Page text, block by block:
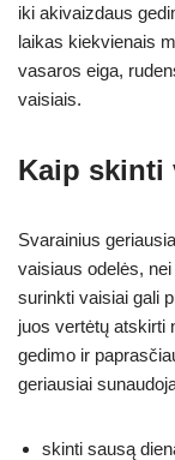
iki akivaizdaus
laikas kiekvienais
vasaros eiga,
vaisiais.
Kaip skinti
Svarainius
vaisiaus odelės,
surinkti vaisiai gali
juos vertėtų atskirti
gedimo ir
geriausiai
skinti sausą